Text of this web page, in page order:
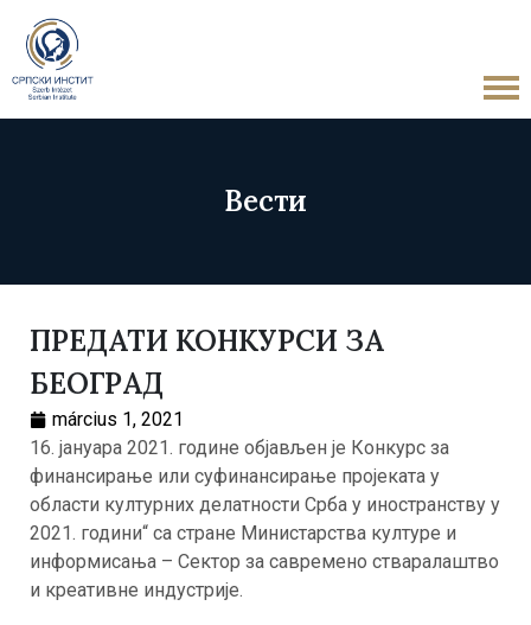
Вести
ПРЕДАТИ КОНКУРСИ ЗА
БЕОГРАД
március 1, 2021
16. јануара 2021. године објављен је Конкурс за
финансирање или суфинансирање проjеката у
области културних делатности Срба у иностранству у
2021. години“ са стране Министарства културе и
информисања – Сектор за савремено стваралаштво
и креативне индустрије.